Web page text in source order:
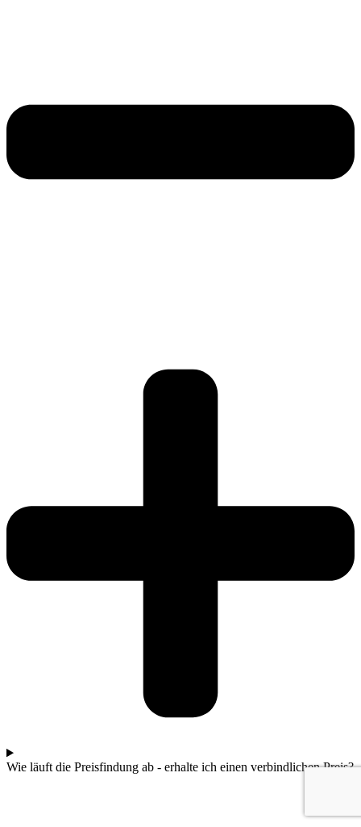
Wie läuft die Preisfindung ab - erhalte ich einen verbindlichen Preis?